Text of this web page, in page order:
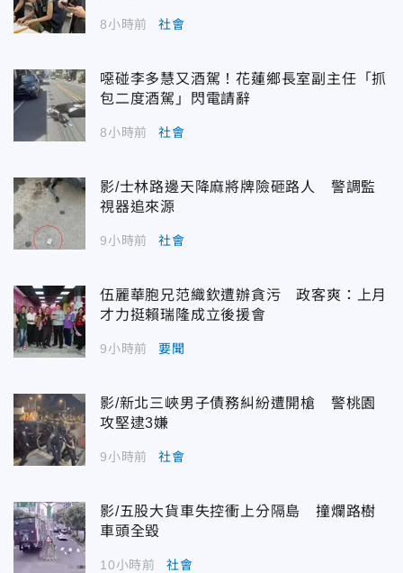
8小時前 社會
噁碰李多慧又酒駕！花蓮鄉長室副主任「抓
包二度酒駕」閃電請辭
8小時前 社會
影/士林路邊天降麻將牌險砸路人 警調監
視器追來源
9小時前 社會
伍麗華胞兄范織欽遭辦貪污 政客爽：上月
才力挺賴瑞隆成立後援會
9小時前 要聞
影/新北三峽男子債務糾紛遭開槍 警桃園
攻堅逮3嫌
9小時前 社會
影/五股大貨車失控衝上分隔島 撞爛路樹
車頭全毀
10小時前 社會